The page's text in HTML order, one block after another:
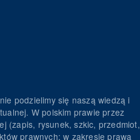
podzielimy się naszą wiedzą i
W polskim prawie przez
(zapis, rysunek, szkic, przedmiot,
prawnych: w zakresie prawa